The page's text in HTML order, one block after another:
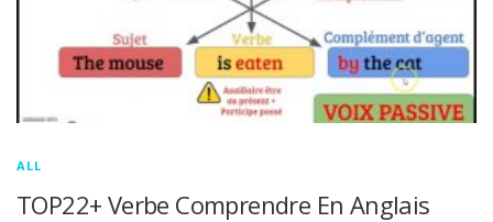
ALL
TOP22+ Verbe Comprendre En Anglais